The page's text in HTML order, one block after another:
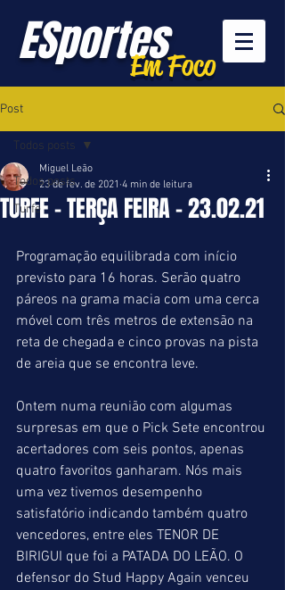
ESportesEm Foco
Post
Todos posts
Turfe
Todos posts
TURFE - TERÇA FEIRA - 23.02.21
Miguel Leão
23 de fev. de 2021 4 min de leitura
Programação equilibrada com início
previsto para 16 horas. Serão quatro
páreos na grama macia com uma cerca
móvel com três metros de extensão na
reta de chegada e cinco provas na pista
de areia que se encontra leve.
Ontem numa reunião com algumas
surpresas em que o Pick Sete encontrou
acertadores com seis pontos, apenas
quatro favoritos ganharam. Nós mais
uma vez tivemos desempenho
satisfatório indicando também quatro
vencedores, entre eles TENOR DE
BIRIGUI que foi a PATADA DO LEÃO. O
defensor do Stud Happy Again venceu